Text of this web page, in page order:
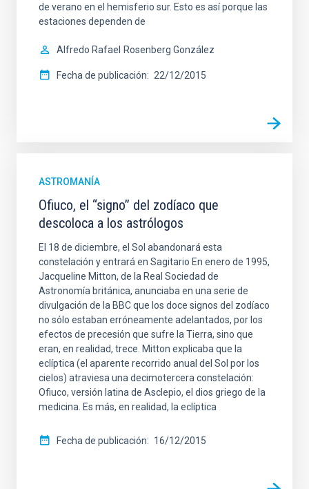
de verano en el hemisferio sur. Esto es así porque las
estaciones dependen de
Alfredo Rafael Rosenberg González
Fecha de publicación 22/12/2015
ASTROMANÍA
Ofiuco, el “signo” del zodíaco que
descoloca a los astrólogos
El 18 de diciembre, el Sol abandonará esta
constelación y entrará en Sagitario En enero de 1995,
Jacqueline Mitton, de la Real Sociedad de
Astronomía británica, anunciaba en una serie de
divulgación de la BBC que los doce signos del zodíaco
no sólo estaban erróneamente adelantados, por los
efectos de precesión que sufre la Tierra, sino que
eran, en realidad, trece. Mitton explicaba que la
eclíptica (el aparente recorrido anual del Sol por los
cielos) atraviesa una decimotercera constelación:
Ofiuco, versión latina de Asclepio, el dios griego de la
medicina. Es más, en realidad, la eclíptica
Fecha de publicación 16/12/2015